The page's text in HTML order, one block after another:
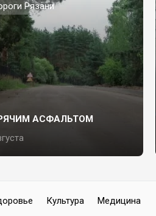
Рязани
АСФАЛЬТОМ
Культура Медицина